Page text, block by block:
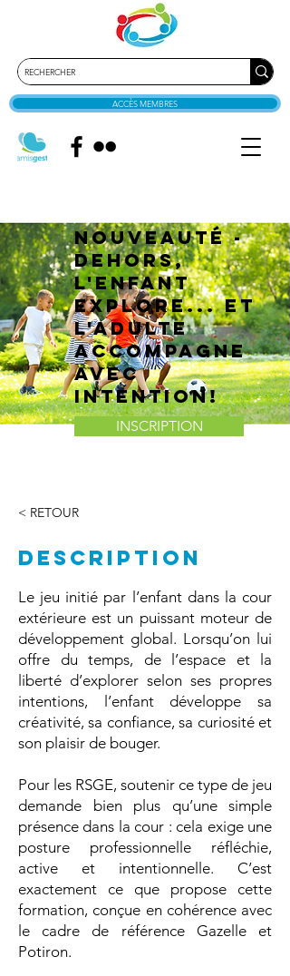
ACCÈS MEMBRES
NOUVEAUTÉ -
Dehors,
l'enfant
explore... et
l'adulte
accompagne
avec
intention!
INSCRIPTION
< RETOUR
DESCRIPTION
Le jeu initié par l’enfant dans la cour
extérieure est un puissant moteur de
développement global. Lorsqu’on lui
offre du temps, de l’espace et la
liberté d’explorer selon ses propres
intentions, l’enfant développe sa
créativité, sa confiance, sa curiosité et
son plaisir de bouger.
Pour les RSGE, soutenir ce type de jeu
demande bien plus qu’une simple
présence dans la cour : cela exige une
posture professionnelle réfléchie,
active et intentionnelle. C’est
exactement ce que propose cette
formation, conçue en cohérence avec
le cadre de référence Gazelle et
Potiron.